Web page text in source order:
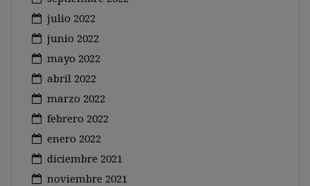
julio 2022
junio 2022
mayo 2022
abril 2022
marzo 2022
febrero 2022
enero 2022
diciembre 2021
noviembre 2021